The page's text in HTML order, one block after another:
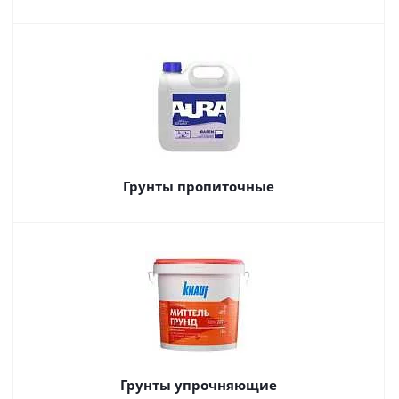
Грунты пропиточные
Грунты упрочняющие